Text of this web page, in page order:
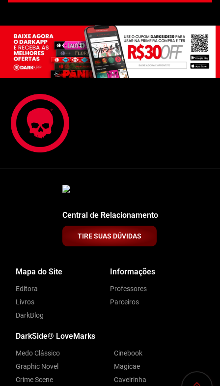
Central de Relacionamento
TIRE SUAS DÚVIDAS
Mapa do Site
Editora
Livros
DarkBlog
Informações
Professores
Parceiros
DarkSide® LoveMarks
Medo Clássico
Graphic Novel
Crime Scene
Cinebook
Magicae
Caveirinha